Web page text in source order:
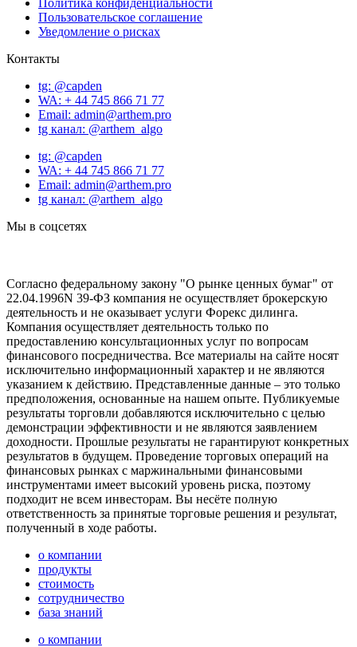
Политика конфиденциальности
Пользовательское соглашение
Уведомление о рисках
Контакты
tg: @capden
WA: + 44 745 866 71 77
Email: admin@arthem.pro
tg канал: @arthem_algo
tg: @capden
WA: + 44 745 866 71 77
Email: admin@arthem.pro
tg канал: @arthem_algo
Мы в соцсетях
Согласно федеральному закону "О рынке ценных бумаг" от
22.04.1996N 39-ФЗ компания не осуществляет брокерскую
деятельность и не оказывает услуги Форекс дилинга.
Компания осуществляет деятельность только по
предоставлению консультационных услуг по вопросам
финансового посредничества. Все материалы на сайте носят
исключительно информационный характер и не являются
указанием к действию. Представленные данные – это только
предположения, основанные на нашем опыте. Публикуемые
результаты торговли добавляются исключительно с целью
демонстрации эффективности и не являются заявлением
доходности. Прошлые результаты не гарантируют конкретных
результатов в будущем. Проведение торговых операций на
финансовых рынках с маржинальными финансовыми
инструментами имеет высокий уровень риска, поэтому
подходит не всем инвесторам. Вы несёте полную
ответственность за принятые торговые решения и результат,
полученный в ходе работы.
о компании
продукты
стоимость
сотрудничество
база знаний
о компании